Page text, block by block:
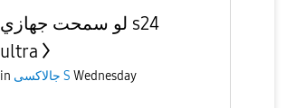
لو سمحت جهازي s24
ultra
in جالاكسى S Wednesday